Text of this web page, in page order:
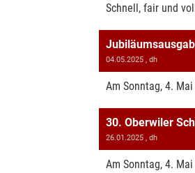
Schnell, fair und
04.05.2025 , dh
Am Sonntag, 4.
30. Oberwiler
26.01.2025 , dh
Am Sonntag, 4.